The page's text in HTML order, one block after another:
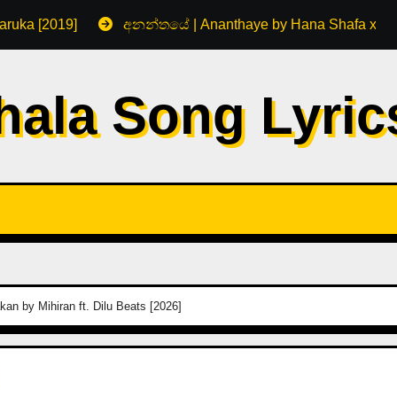
[2019] අනන්තයේ | Ananthaye by Hana Shafa x
Song
by Mihiran ft. Dilu Beats [2026]